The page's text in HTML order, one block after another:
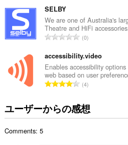
能
は、
ブ
お
ラ
ア
ク
テ
ィ
総
数
：
SELBY
We are one of Australia's
Theatre and HiFi
評
の
総
数
：
0
accessibility.video
Enables accessibility
web based on user
評
の
総
4
ユーザーからの感想
Comments: 5